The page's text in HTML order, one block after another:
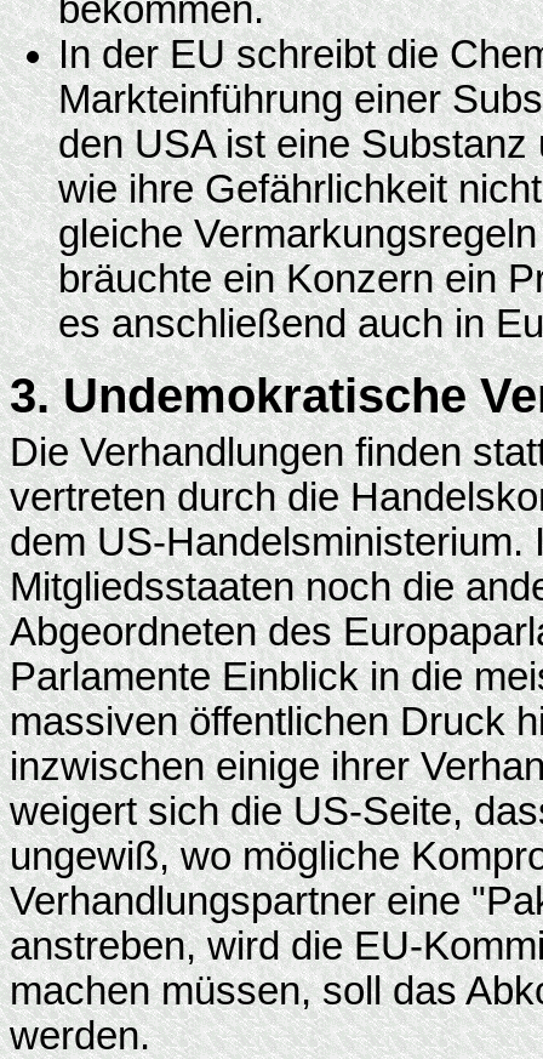
bekommen.
In der EU schreibt die
Markteinführung einer
den USA ist eine
wie ihre Gefährlichkeit
gleiche
bräuchte ein Konzern ein
es anschließend auch in
3. Undemokratische
Die Verhandlungen finden
vertreten durch die
dem US-
Mitgliedsstaaten noch die
Abgeordneten des
Parlamente Einblick in die
massiven öffentlichen Druck
inzwischen einige ihrer
weigert sich die US-Seite,
ungewiß, wo mögliche
Verhandlungspartner eine
anstreben, wird die EU-
machen müssen, soll das
werden.